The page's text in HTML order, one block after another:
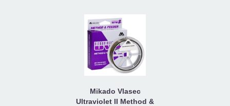
Mikado Vlasec
Ultraviolet II Method &